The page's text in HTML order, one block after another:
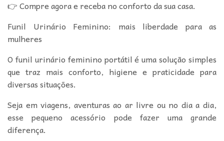
👉 Compre agora e receba no conforto da sua casa.
Funil Urinário Feminino: mais liberdade para as
mulheres
O funil urinário feminino portátil é uma solução simples
que traz mais conforto, higiene e praticidade para
diversas situações.
Seja em viagens, aventuras ao ar livre ou no dia a dia,
esse pequeno acessório pode fazer uma grande
diferença.